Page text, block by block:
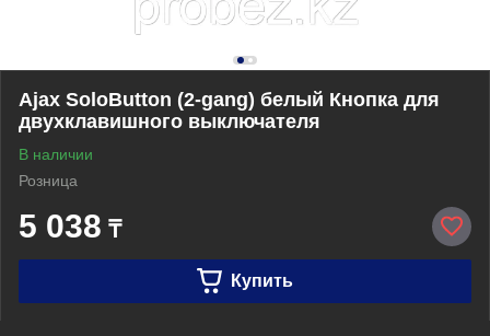
Ajax SoloButton (2-gang) белый Кнопка для
двухклавишного выключателя
В наличии
Розница
5 038 ₸
Купить